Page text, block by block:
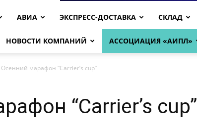
АВИА ЭКСПРЕСС-ДОСТАВКА СКЛАД
НОВОСТИ КОМПАНИЙ АССОЦИАЦИЯ «АИПЛ»
Осенний марафон “Carrier’s cup”
“Carrier’s cup”